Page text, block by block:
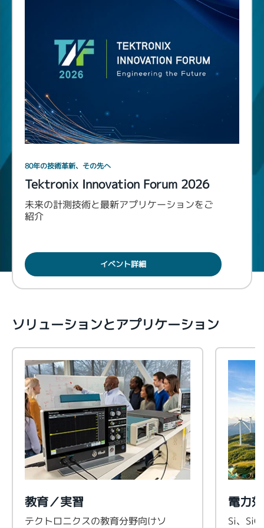
80年の技術革新、その先へ
Tektronix Innovation Forum 2026
未来の計測技術と最新アプリケーションをご
紹介
イベント詳細
ソリューションとアプリケーション
教育／実習
テクトロニクスの教育分野向けソ
電力
Si、